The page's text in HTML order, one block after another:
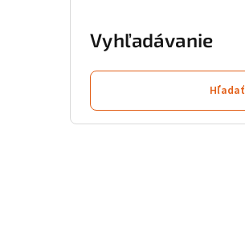
Vyhľadávanie
Hľadať